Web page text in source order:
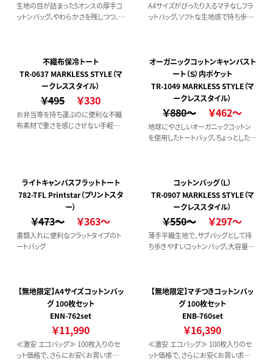
生地の目が詰まった5オンスの厚手コ
ットンバッグ。やわらかさを残しつつ、シ
A4サイズがぴったり入るマチなしフラ
ットバッグ。ソフトな生地感で持ち歩き
不織布保冷トート
TR-0637 MARKLESS STYLE（マ
ークレススタイル）
￥495 ￥330
お弁当等を持ち運ぶのに便利な不織
布素材で重さを感じさせない手軽な
オーガニックコットンキャンバスト
ート（Ｓ）内ポケット
TR-1049 MARKLESS STYLE（マ
ークレススタイル）
￥880～ ￥462～
地球にやさしいオーガニックコットン
を使用したトートバッグ。ちょっとしたお
ライトキャンバスフラットトート
782-TFL Printstar（プリントスタ
ー）
￥473～ ￥363～
書類入れに便利なフラットタイプのト
ートバッグ
コットンバッグ（Ｌ）
TR-0907 MARKLESS STYLE（マ
ークレススタイル）
￥550～ ￥297～
薄手平織生地で、サブバッグとして持
ち歩きやすいコットンバッグ。大容量な
【無地限定】A4サイズコットンバッ
グ 100枚セット
ENN-762set
￥11,990
≪激安 エコバッグ≫ 100枚入りのセ
ット価格で、さらにお安くお買い求めい
【無地限定】マチつきコットンバッ
グ 100枚セット
ENB-760set
￥16,390
≪激安 エコバッグ≫ 100枚入りのセ
ット価格で、さらにお安くお買い求めい